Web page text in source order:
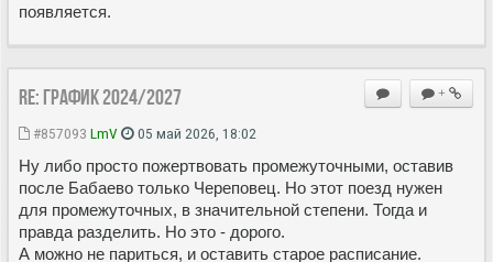
появляется.
+
Re: ГРАФИК 2024/2027
#857093 LmV 05 май 2026, 18:02
Ну либо просто пожертвовать промежуточными, оставив
после Бабаево только Череповец. Но этот поезд нужен
для промежуточных, в значительной степени. Тогда и
правда разделить. Но это - дорого.
А можно не париться, и оставить старое расписание.